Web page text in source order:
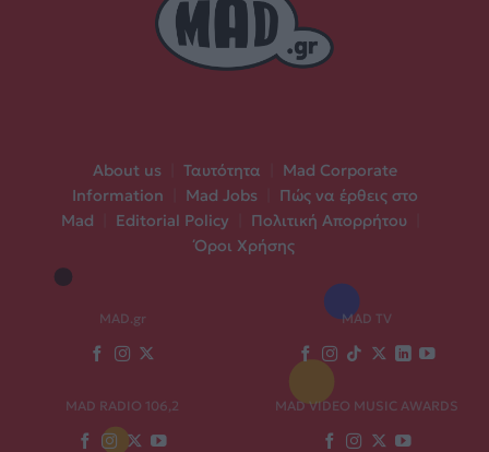
About us Ταυτότητα
Mad Corporate
Information
Mad Jobs
Πώς να έρθεις στο
Mad
Editorial Policy Πολιτική Απορρήτου
Όροι Χρήσης
MAD.gr MAD TV
MAD RADIO 106,2 MAD VIDEO MUSIC AWARDS